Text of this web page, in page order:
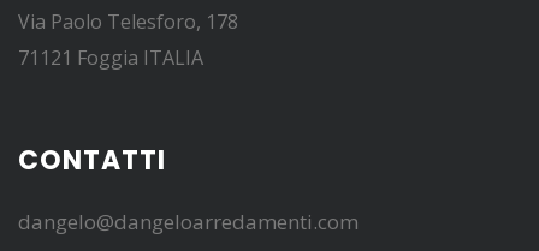
Via Paolo Telesforo, 178
71121 Foggia ITALIA
CONTATTI
dangelo@dangeloarredamenti.com